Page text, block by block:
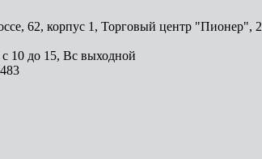
62, корпус 1, Торговый центр "Пионер", 2
10 до 15, Вс выходной